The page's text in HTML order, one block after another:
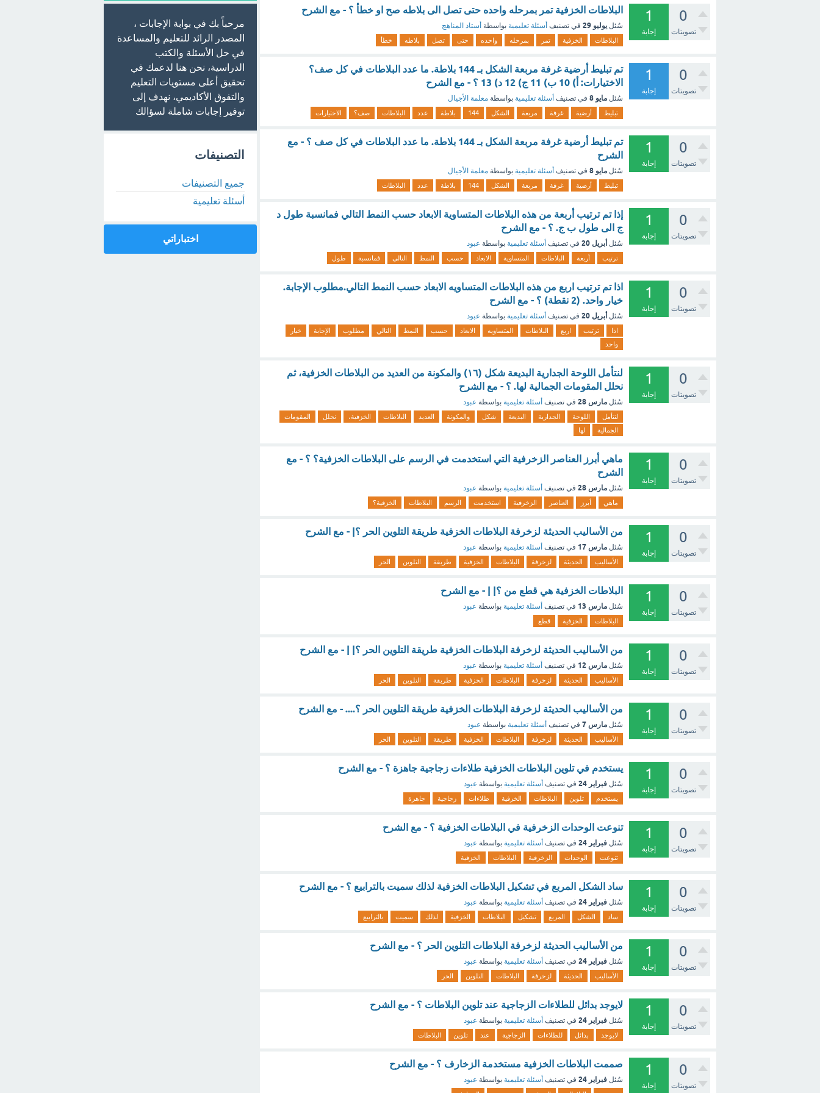
0
تصويتات
1
إجابة
البلاطات الخزفية تمر بمرحله واحده حتى تصل الى بلاطه صح او خطأ ؟ - مع الشرح
سُئل يوليو 29 في تصنيف أسئلة تعليمية بواسطة أستاذ المناهج
البلاطات الخزفية تمر بمرحله واحده حتى تصل بلاطه خطأ
0
تصويتات
1
إجابة
تم تبليط أرضية غرفة مربعة الشكل بـ 144 بلاطة. ما عدد البلاطات في كل صف؟
الاختيارات: أ) 10 ب) 11 ج) 12 د) 13 ؟ - مع الشرح
سُئل مايو 8 في تصنيف أسئلة تعليمية بواسطة معلمة الأجيال
تبليط أرضية غرفة مربعة الشكل 144 بلاطة عدد البلاطات صف؟ الاختيارات
0
تصويتات
1
إجابة
تم تبليط أرضية غرفة مربعة الشكل بـ 144 بلاطة. ما عدد البلاطات في كل صف ؟ - مع
الشرح
سُئل مايو 8 في تصنيف أسئلة تعليمية بواسطة معلمة الأجيال
تبليط أرضية غرفة مربعة الشكل 144 بلاطة عدد البلاطات
0
تصويتات
1
إجابة
إذا تم ترتيب أربعة من هذه البلاطات المتساوية الابعاد حسب النمط التالي فمانسبة طول د
ج الى طول ب ج. ؟ - مع الشرح
سُئل أبريل 20 في تصنيف أسئلة تعليمية بواسطة عبود
ترتيب أربعة البلاطات المتساوية الابعاد حسب النمط التالي فمانسبة طول
0
تصويتات
1
إجابة
اذا تم ترتيب اربع من هذه البلاطات المتساويه الابعاد حسب النمط التالي.مطلوب الإجابة.
خيار واحد. (2 نقطة) ؟ - مع الشرح
سُئل أبريل 20 في تصنيف أسئلة تعليمية بواسطة عبود
اذا ترتيب اربع البلاطات المتساويه الابعاد حسب النمط التالي مطلوب الإجابة
خيار
واحد
0
تصويتات
1
إجابة
لنتأمل اللوحة الجدارية البديعة شكل (١٦) والمكونة من العديد من البلاطات الخزفية، ثم
نحلل المقومات الجمالية لها. ؟ - مع الشرح
سُئل مارس 28 في تصنيف أسئلة تعليمية بواسطة عبود
لنتأمل اللوحة الجدارية البديعة شكل والمكونة العديد البلاطات الخزفية، نحلل
المقومات
الجمالية
لها
0
تصويتات
1
إجابة
ماهي أبرز العناصر الزخرفية التي استخدمت في الرسم على البلاطات الخزفية؟ ؟ - مع
الشرح
سُئل مارس 28 في تصنيف أسئلة تعليمية بواسطة عبود
ماهي أبرز العناصر الزخرفية استخدمت الرسم البلاطات الخزفية؟
0
تصويتات
1
إجابة
من الأساليب الحديثة لزخرفة البلاطات الخزفية طريقة التلوين الحر ؟| - مع الشرح
سُئل مارس 17 في تصنيف أسئلة تعليمية بواسطة عبود
الأساليب الحديثة لزخرفة البلاطات الخزفية طريقة التلوين الحر
0
تصويتات
1
إجابة
البلاطات الخزفية هي قطع من ؟| | - مع الشرح
سُئل مارس 13 في تصنيف أسئلة تعليمية بواسطة عبود
البلاطات الخزفية قطع
0
تصويتات
1
إجابة
من الأساليب الحديثة لزخرفة البلاطات الخزفية طريقة التلوين الحر ؟| | - مع الشرح
سُئل مارس 12 في تصنيف أسئلة تعليمية بواسطة عبود
الأساليب الحديثة لزخرفة البلاطات الخزفية طريقة التلوين الحر
0
تصويتات
1
إجابة
من الأساليب الحديثة لزخرفة البلاطات الخزفية طريقة التلوين الحر ؟.... - مع الشرح
سُئل مارس 7 في تصنيف أسئلة تعليمية بواسطة عبود
الأساليب الحديثة لزخرفة البلاطات الخزفية طريقة التلوين الحر
0
تصويتات
1
إجابة
يستخدم في تلوين البلاطات الخزفية طلاءات زجاجية جاهزة ؟ - مع الشرح
سُئل فبراير 24 في تصنيف أسئلة تعليمية بواسطة عبود
يستخدم تلوين البلاطات الخزفية طلاءات زجاجية جاهزة
0
تصويتات
1
إجابة
تنوعت الوحدات الزخرفية في البلاطات الخزفية ؟ - مع الشرح
سُئل فبراير 24 في تصنيف أسئلة تعليمية بواسطة عبود
تنوعت الوحدات الزخرفية البلاطات الخزفية
0
تصويتات
1
إجابة
ساد الشكل المربع في تشكيل البلاطات الخزفية لذلك سميت بالترابيع ؟ - مع الشرح
سُئل فبراير 24 في تصنيف أسئلة تعليمية بواسطة عبود
ساد الشكل المربع تشكيل البلاطات الخزفية لذلك سميت بالترابيع
0
تصويتات
1
إجابة
من الأساليب الحديثة لزخرفة البلاطات التلوين الحر ؟ - مع الشرح
سُئل فبراير 24 في تصنيف أسئلة تعليمية بواسطة عبود
الأساليب الحديثة لزخرفة البلاطات التلوين الحر
0
تصويتات
1
إجابة
لايوجد بدائل للطلاءات الزجاجية عند تلوين البلاطات ؟ - مع الشرح
سُئل فبراير 24 في تصنيف أسئلة تعليمية بواسطة عبود
لايوجد بدائل للطلاءات الزجاجية عند تلوين البلاطات
0
تصويتات
1
إجابة
صممت البلاطات الخزفية مستخدمة الزخارف ؟ - مع الشرح
سُئل فبراير 24 في تصنيف أسئلة تعليمية بواسطة عبود
مرحباً بك في بوابة الإجابات ،
المصدر الرائد للتعليم والمساعدة
في حل الأسئلة والكتب
الدراسية، نحن هنا لدعمك في
تحقيق أعلى مستويات التعليم
والتفوق الأكاديمي، نهدف إلى
توفير إجابات شاملة لسؤالك
التصنيفات
جميع التصنيفات
أسئلة تعليمية
اختباراتي